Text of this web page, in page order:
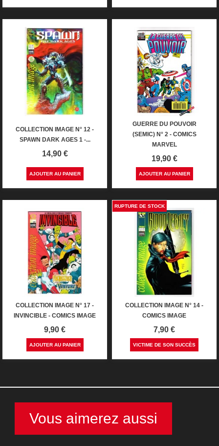
COLLECTION IMAGE N° 12 -
SPAWN DARK AGES 1 -...
Prix
14,90 €
AJOUTER AU PANIER
GUERRE DU POUVOIR
(SEMIC) N° 2 - COMICS
MARVEL
Prix
19,90 €
AJOUTER AU PANIER
COLLECTION IMAGE N° 17 -
INVINCIBLE - COMICS IMAGE
Prix
9,90 €
AJOUTER AU PANIER
COLLECTION IMAGE N° 14 -
COMICS IMAGE
Prix
7,90 €
VICTIME DE SON SUCCÈS
RUPTURE DE STOCK
Vous aimerez aussi